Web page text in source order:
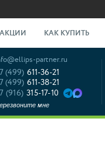
КАК КУПИТЬ
partner.ru
(499) 611-36-21
(499) 611-38-21
(916) 315-17-10
мне